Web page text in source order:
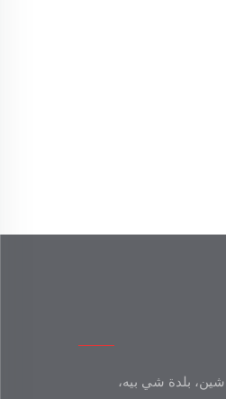
شين، بلدة شي بيه،